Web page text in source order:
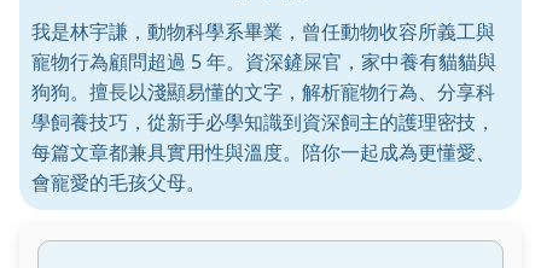
我是林宇謙，動物科學系畢業，曾任動物收容所義工與
寵物行為顧問超過 5 年。資深鏟屎官，家中養有貓貓與
狗狗。擅長以淺顯易懂的文字，解析寵物行為、分享科
學飼養技巧，從新手必學知識到資深飼主的護理密技，
每篇文章都兼具實用性與溫度。陪你一起成為更懂愛、
會寵愛的毛孩父母。